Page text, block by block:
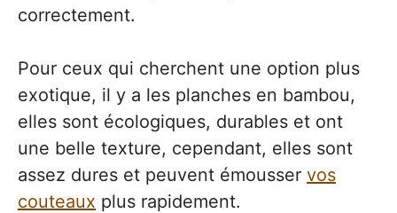
correctement.
Pour ceux qui cherchent une option plus
exotique, il y a les planches en bambou,
elles sont écologiques, durables et ont
une belle texture, cependant, elles sont
assez dures et peuvent émousser vos
couteaux plus rapidement.